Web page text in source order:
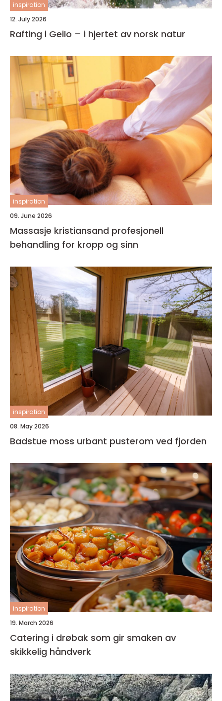
inspiration
12. July 2026
Rafting i Geilo – i hjertet av norsk natur
inspiration
09. June 2026
Massasje kristiansand profesjonell
behandling for kropp og sinn
inspiration
08. May 2026
Badstue moss urbant pusterom ved fjorden
inspiration
19. March 2026
Catering i drøbak som gir smaken av
skikkelig håndverk